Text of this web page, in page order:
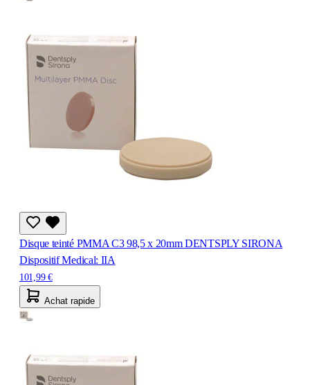
Disque teinté PMMA C3 98,5 x 20mm DENTSPLY SIRONA
Dispositif Medical: IIA
101,99 €
Achat rapide